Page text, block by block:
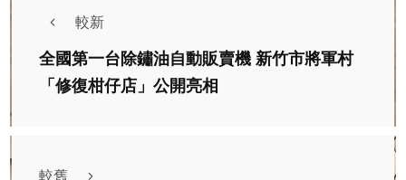
較新
全國第一台除鏽油自動販賣機 新竹市將軍村
「修復柑仔店」公開亮相
較舊